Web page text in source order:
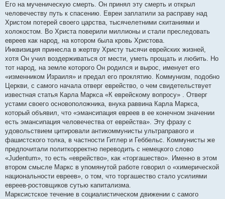
Его на мученическую смерть. Он принял эту смерть и открыл
человечеству путь к спасению. Евреи заплатили за расправу над
Христом потерей своего царства, тысячелетними скитаниями и
холокостом. Во Христа поверили миллионы и стали преследовать
евреев как народ, на котором была кровь Христова.
Инквизиция принесла в жертву Христу тысячи еврейских жизней,
хотя Он учил воздерживаться от мести, уметь прощать и любить. Но
тот народ, на земле которого Он родился и вырос, именует его
«изменником Израиля» и предал его проклятию. Коммунизм, подобно
Церкви, с самого начала отверг еврейство, о чем свидетельствует
известная статья Карла Маркса «К еврейскому вопросу» . Отверг
устами своего основоположника, внука раввина Карла Маркса,
который объявил, что «эмансипация евреев в ее конечном значении
есть эмансипация человечества от еврейства». Эту фразу с
удовольствием цитировали антикоммунисты ультраправого и
фашистского толка, в частности Гитлер и Геббельс. Коммунисты же
предпочитали политкорректно переводить с немецкого слово
«Judentum», то есть «еврейство», как «торгашество». Именно в этом
втором смысле Маркс в упомянутой работе говорил о «химерической
национальности евреев», о том, что торгашество стало усилиями
евреев-ростовщиков сутью капитализма.
Марксистское течение в социалистическом движении с самого